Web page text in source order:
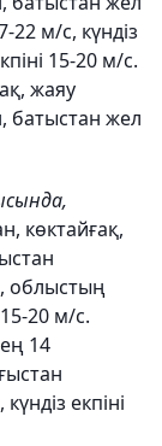
м/с, күндіз
15-20 м/с.
жаяу
батыстан жел
көктайғақ,
облыстың
20 м/с.
14
екпіні